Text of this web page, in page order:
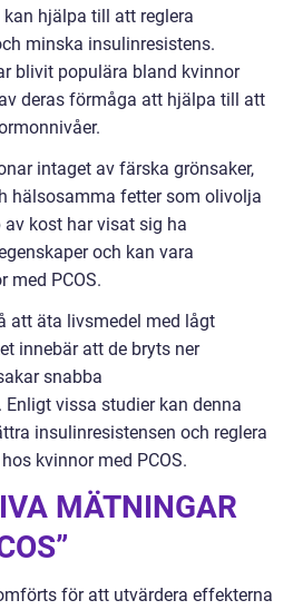
hjälpa till att reglera
minska insulinresistens.
blivit populära bland kvinnor
deras förmåga att hjälpa till att
intaget av färska grönsaker,
hälsosamma fetter som olivolja
kost har visat sig ha
och kan vara
med PCOS.
att äta livsmedel med lågt
innebär att de bryts ner
snabba
Enligt vissa studier kan denna
insulinresistensen och reglera
kvinnor med PCOS.
MÄTNINGAR
för att utvärdera effekterna